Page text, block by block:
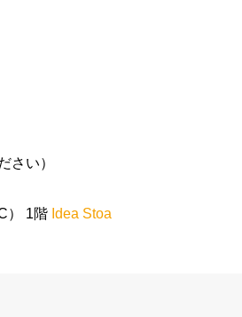
さい）
） 1階 Idea Stoa